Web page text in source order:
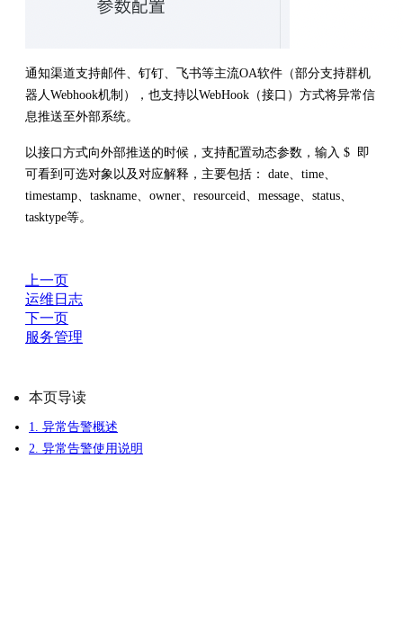
通知渠道支持邮件、钉钉、飞书等主流OA软件（部分支持群机
器人Webhook机制），也支持以WebHook（接口）方式将异常信
息推送至外部系统。
以接口方式向外部推送的时候，支持配置动态参数，输入 $ 即
可看到可选对象以及对应解释，主要包括： date、time、
timestamp、taskname、owner、resourceid、message、status、
tasktype等。
上一页
运维日志
下一页
服务管理
本页导读
1. 异常告警概述
2. 异常告警使用说明